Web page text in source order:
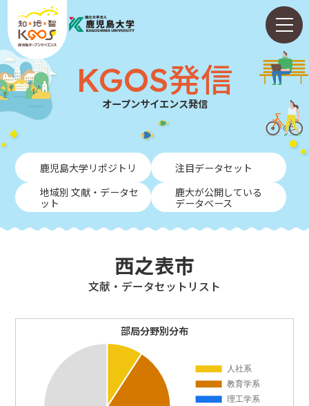
KGOS発信
オープンサイエンス発信
鹿児島大学リポジトリ
注目データセット
地域別 文献・データセ
ット
鹿大が公開している
データベース
西之表市
⽂献・データセットリスト
部局分野別分布
ホーム
ABOUT
KGOS発信
NEWS
ENGLISH